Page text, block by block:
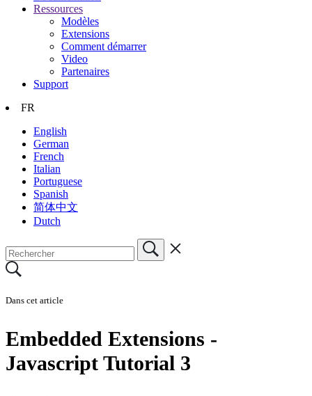
Ressources
Modèles
Extensions
Comment démarrer
Video
Partenaires
Support
FR
English
German
French
Italian
Portuguese
Spanish
简体中文
Dutch
Dans cet article
Embedded Extensions -
Javascript Tutorial 3